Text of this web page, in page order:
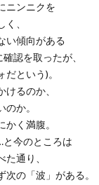
ニンニクを
、
い傾向がある
認を取ったが、
という)。
るのか、
か。
く満腹。
今のところは
通り、
の「波」がある。